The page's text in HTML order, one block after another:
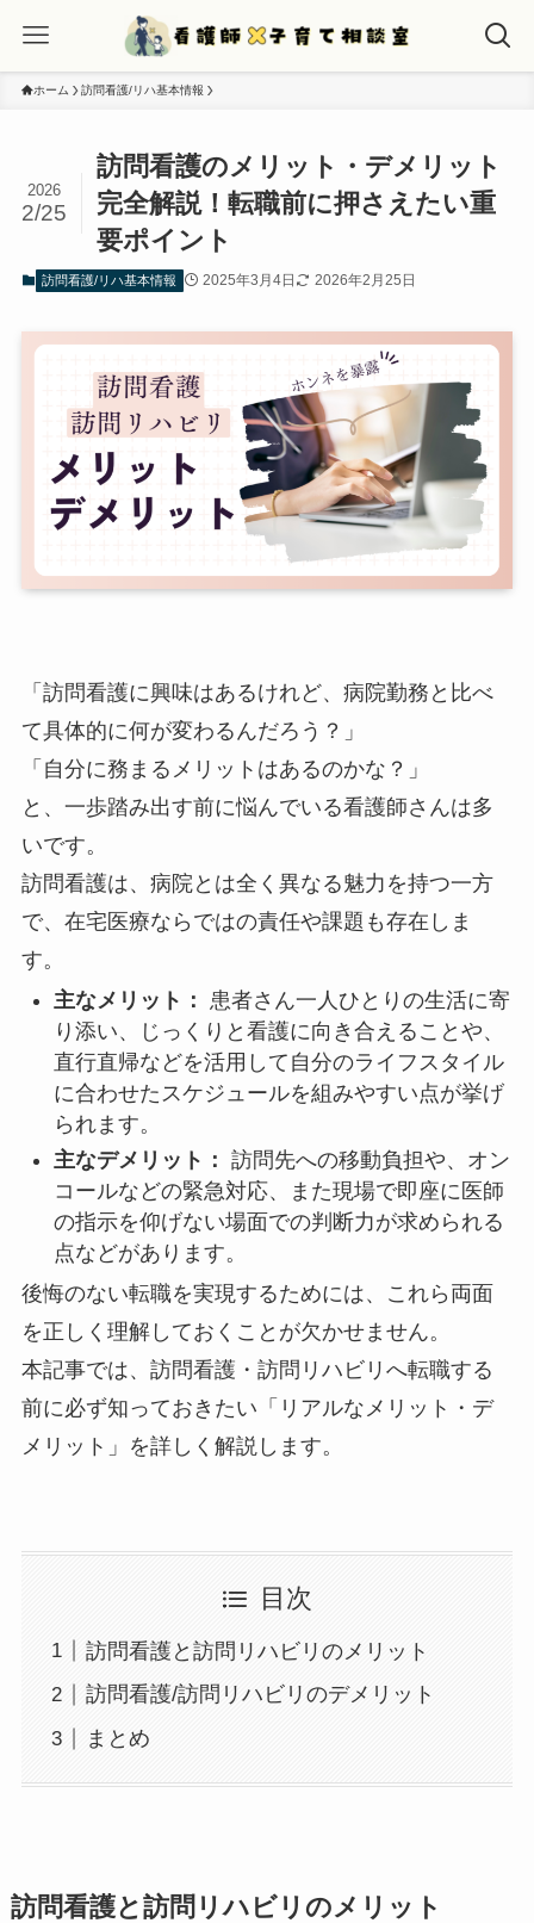
ホーム 訪問看護/リハ基本情報
訪問看護のメリット・デメリット
完全解説！転職前に押さえたい重
要ポイント
2026
2/25
訪問看護/リハ基本情報 2025年3月4日 2026年2月25日
「訪問看護に興味はあるけれど、病院勤務と比べ
て具体的に何が変わるんだろう？」
「自分に務まるメリットはあるのかな？」
と、一歩踏み出す前に悩んでいる看護師さんは多
いです。
訪問看護は、病院とは全く異なる魅力を持つ一方
で、在宅医療ならではの責任や課題も存在しま
す。
主なメリット：
患者さん一人ひとりの生活に寄
り添い、じっくりと看護に向き合えることや、
直行直帰などを活用して自分のライフスタイル
に合わせたスケジュールを組みやすい点が挙げ
られます。
主なデメリット： 訪問先への移動負担や、オン
コールなどの緊急対応、また現場で即座に医師
の指示を仰げない場面での判断力が求められる
点などがあります。
後悔のない転職を実現するためには、これら両面
を正しく理解しておくことが欠かせません。
本記事では、訪問看護・訪問リハビリへ転職する
前に必ず知っておきたい「リアルなメリット・デ
メリット」を詳しく解説します。
目次
訪問看護と訪問リハビリのメリット
訪問看護/訪問リハビリのデメリット
まとめ
訪問看護と訪問リハビリのメリット